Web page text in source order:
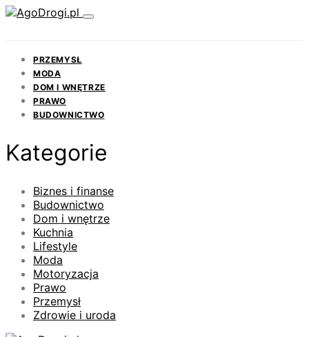
PRZEMYSŁ
MODA
DOM I WNĘTRZE
PRAWO
BUDOWNICTWO
Kategorie
Biznes i finanse
Budownictwo
Dom i wnętrze
Kuchnia
Lifestyle
Moda
Motoryzacja
Prawo
Przemysł
Zdrowie i uroda